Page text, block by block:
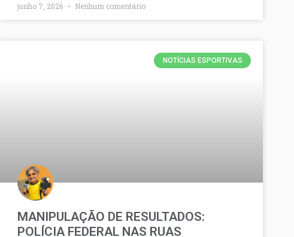
junho 7, 2026 Nenhum comentário
NOTÍCIAS ESPORTIVAS
MANIPULAÇÃO DE RESULTADOS:
POLÍCIA FEDERAL NAS RUAS